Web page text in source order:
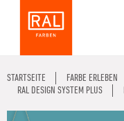
STARTSEITE FARBE ERLEBEN
RAL DESIGN SYSTEM PLUS